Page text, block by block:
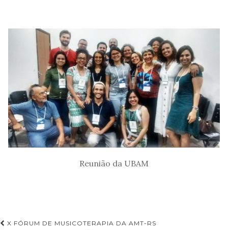
Reunião da UBAM
Navegação
X FÓRUM DE MUSICOTERAPIA DA AMT-RS